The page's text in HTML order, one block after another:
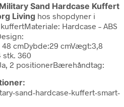
Sand Hardcase Kuffert
Living hos shopdyner i
Hardcase – ABS
cmDybde:29 cmVægt:3,8
stk. 360
2 positionerBærehåndtag:
sand-hardcase-kuffert-smart-